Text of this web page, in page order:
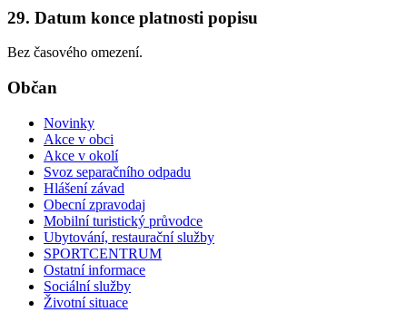
29. Datum konce platnosti popisu
Bez časového omezení.
Občan
Novinky
Akce v obci
Akce v okolí
Svoz separačního odpadu
Hlášení závad
Obecní zpravodaj
Mobilní turistický průvodce
Ubytování, restaurační služby
SPORTCENTRUM
Ostatní informace
Sociální služby
Životní situace